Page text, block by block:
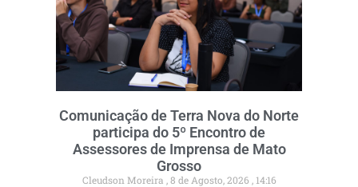
Comunicação de Terra Nova do Norte
participa do 5º Encontro de
Assessores de Imprensa de Mato
Grosso
Cleudson Moreira 8 de Agosto, 2026 14:16